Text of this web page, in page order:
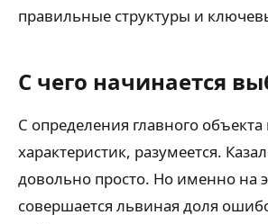
правильные структуры и
С чего начинается
С определения главного объекта
характеристик, разумеется.
довольно просто. Но именно на
совершается львиная доля